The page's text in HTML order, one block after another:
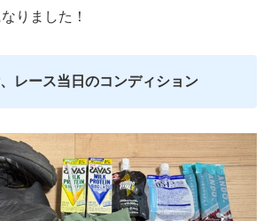
りました！
レース当日のコンディション